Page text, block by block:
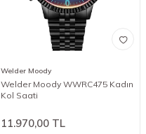
Welder Moody
Welder Moody WWRC475 Kadın
Kol Saati
11.970,00 TL